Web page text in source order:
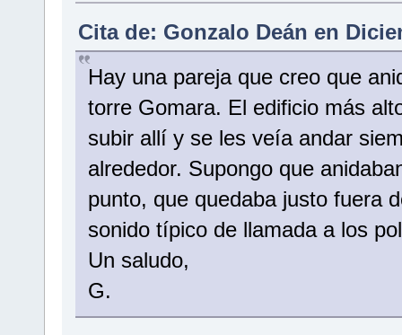
Cita de: Gonzalo Deán en
Hay una pareja que creo que
torre Gomara. El edificio más
subir allí y se les veía andar
alrededor. Supongo que
punto, que quedaba justo fuera
sonido típico de llamada a los
Un saludo,
G.